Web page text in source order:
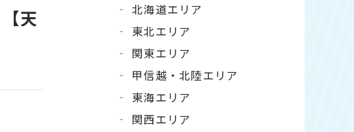
天
北海道エリア
東北エリア
関東エリア
甲信越・北陸エリア
東海エリア
関西エリア